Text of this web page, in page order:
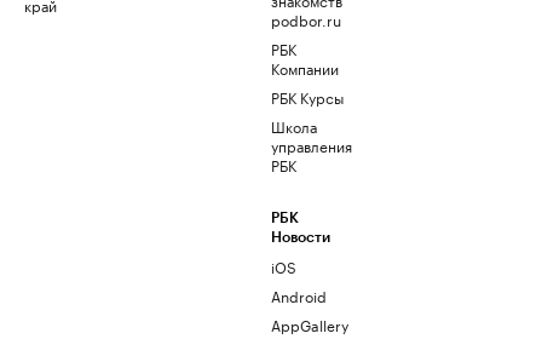
край
podbor.ru
РБК
Компании
РБК Курсы
Школа
управления
РБК
РБК
Новости
iOS
Android
AppGallery